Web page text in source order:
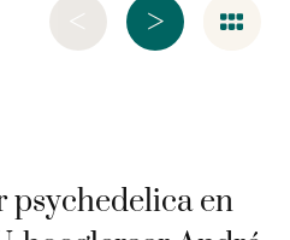
>
<
psychedelica en